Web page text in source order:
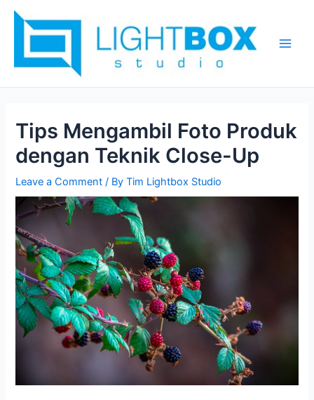
content
Tips Mengambil Foto Produk
dengan Teknik Close-Up
Leave a Comment / ByTim Lightbox Studio
navigation